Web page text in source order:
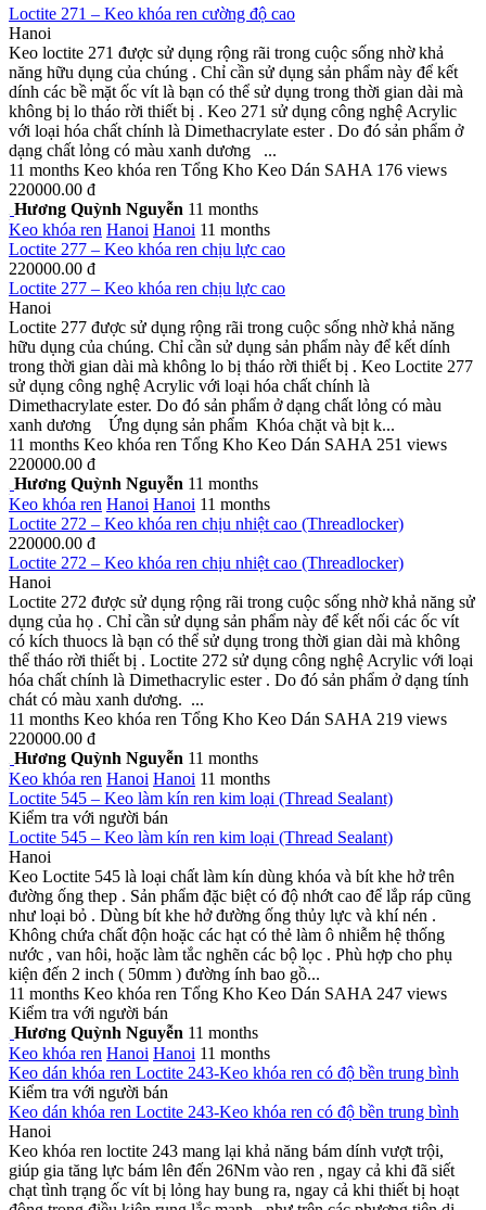
Loctite 271 – Keo khóa ren cường độ cao
Hanoi
Keo loctite 271 được sử dụng rộng rãi trong cuộc sống nhờ khả
năng hữu dụng của chúng . Chỉ cần sử dụng sản phẩm này để kết
dính các bề mặt ốc vít là bạn có thể sử dụng trong thời gian dài mà
không bị lo tháo rời thiết bị . Keo 271 sử dụng công nghệ Acrylic
với loại hóa chất chính là Dimethacrylate ester . Do đó sản phẩm ở
dạng chất lỏng có màu xanh dương ...
11 months Keo khóa ren Tổng Kho Keo Dán SAHA 176 views
220000.00 đ
Hương Quỳnh Nguyễn 11 months
Keo khóa ren Hanoi Hanoi 11 months
Loctite 277 – Keo khóa ren chịu lực cao
220000.00 đ
Loctite 277 – Keo khóa ren chịu lực cao
Hanoi
Loctite 277 được sử dụng rộng rãi trong cuộc sống nhờ khả năng
hữu dụng của chúng. Chỉ cần sử dụng sản phẩm này để kết dính
trong thời gian dài mà không lo bị tháo rời thiết bị . Keo Loctite 277
sử dụng công nghệ Acrylic với loại hóa chất chính là
Dimethacrylate ester. Do đó sản phẩm ở dạng chất lỏng có màu
xanh dương Ứng dụng sản phẩm Khóa chặt và bịt k...
11 months Keo khóa ren Tổng Kho Keo Dán SAHA 251 views
220000.00 đ
Hương Quỳnh Nguyễn 11 months
Keo khóa ren Hanoi Hanoi 11 months
Loctite 272 – Keo khóa ren chịu nhiệt cao (Threadlocker)
220000.00 đ
Loctite 272 – Keo khóa ren chịu nhiệt cao (Threadlocker)
Hanoi
Loctite 272 được sử dụng rộng rãi trong cuộc sống nhờ khả năng sử
dụng của họ . Chỉ cần sử dụng sản phẩm này để kết nối các ốc vít
có kích thuocs là bạn có thể sử dụng trong thời gian dài mà không
thể tháo rời thiết bị . Loctite 272 sử dụng công nghệ Acrylic với loại
hóa chất chính là Dimethacrylic ester . Do đó sản phẩm ở dạng tính
chát có màu xanh dương. ...
11 months Keo khóa ren Tổng Kho Keo Dán SAHA 219 views
220000.00 đ
Hương Quỳnh Nguyễn 11 months
Keo khóa ren Hanoi Hanoi 11 months
Loctite 545 – Keo làm kín ren kim loại (Thread Sealant)
Kiểm tra với người bán
Loctite 545 – Keo làm kín ren kim loại (Thread Sealant)
Hanoi
Keo Loctite 545 là loại chất làm kín dùng khóa và bít khe hở trên
đường ống thep . Sản phẩm đặc biệt có độ nhớt cao để lắp ráp cũng
như loại bỏ . Dùng bít khe hở đường ống thủy lực và khí nén .
Không chứa chất độn hoặc các hạt có thẻ làm ô nhiễm hệ thống
nước , van hôi, hoặc làm tắc nghẽn các bộ lọc . Phù hợp cho phụ
kiện đến 2 inch ( 50mm ) đường ính bao gồ...
11 months Keo khóa ren Tổng Kho Keo Dán SAHA 247 views
Kiểm tra với người bán
Hương Quỳnh Nguyễn 11 months
Keo khóa ren Hanoi Hanoi 11 months
Keo dán khóa ren Loctite 243-Keo khóa ren có độ bền trung bình
Kiểm tra với người bán
Keo dán khóa ren Loctite 243-Keo khóa ren có độ bền trung bình
Hanoi
Keo khóa ren loctite 243 mang lại khả năng bám dính vượt trội,
giúp gia tăng lực bám lên đến 26Nm vào ren , ngay cả khi đã siết
chạt tình trạng ốc vít bị lỏng hay bung ra, ngay cả khi thiết bị hoạt